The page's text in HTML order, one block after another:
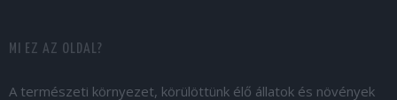
MI EZ AZ OLDAL?
A természeti környezet, körülöttünk élő állatok és növények